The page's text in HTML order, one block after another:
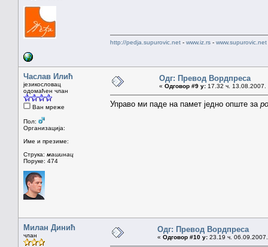
http://pedja.supurovic.net - www.iz.rs - www.supurovic.net
Часлав Илић
језикословац
одомаћен члан
Ван мреже
Пол:
Организација:
Име и презиме:
Струка: машинац
Поруке: 474
Одг: Превод Вордпреса
« Одговор #9 у: 17.32 ч. 13.08.2007.
Управо ми паде на памет једно опште за
Милан Динић
члан
Одг: Превод Вордпреса
« Одговор #10 у: 23.19 ч.